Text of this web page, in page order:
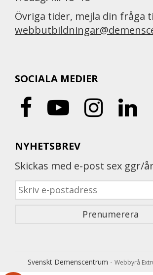
Övriga tider, mejla din fråga
SOCIALA MEDIER
NYHETSBREV
Skickas med e-post sex ggr/
Svenskt Demenscentrum - Webbyrå